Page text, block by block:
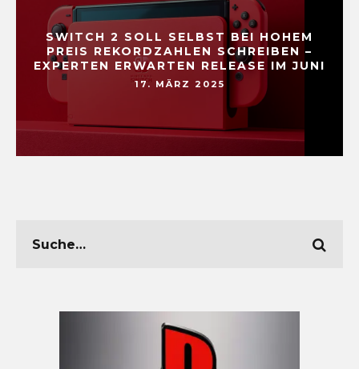
SWITCH 2 SOLL SELBST BEI HOHEM
PREIS REKORDZAHLEN SCHREIBEN –
EXPERTEN ERWARTEN RELEASE IM JUNI
17. MÄRZ 2025